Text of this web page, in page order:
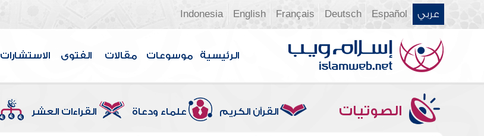
عربي Español
Deutsch
Français
English
Indonesia
الرئيسية موسوعات مقالات الفتوى الاستشارات
الصوتيات القرآن الكريم علماء ودعاة القراءات العشر